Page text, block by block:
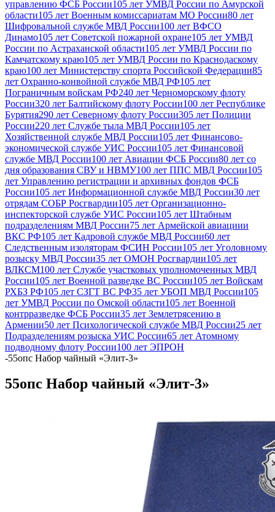
управлению ФСБ России105 лет УМВД России по Амурской
области105 лет Военным комиссариатам МО России80 лет
Шифровальной службе МВД России100 лет ВФСО
Динамо105 лет Советской пожарной охране105 лет УМВД
России по Астраханской области105 лет УМВД России по
Камчатскому краю105 лет УМВД России по Краснодаскому
краю100 лет Министерству спорта Российской Федерации85
лет Охранно-конвойной службе МВД РФ105 лет
Пограничным войскам РФ240 лет Черноморскому флоту
России320 лет Балтийскому флоту России100 лет Республике
Бурятия290 лет Северному флоту России305 лет Полиции
России220 лет Службе тыла МВД России105 лет
Хозяйственной службе МВД России105 лет Финансово-
экономической службе УИС России105 лет Финансовой
службе МВД России100 лет Авиации ФСБ России80 лет со
дня образования СВУ и НВМУ100 лет ППС МВД России105
лет Управлению регистрации и архивных фондов ФСБ
России105 лет Информационной службе МВД России30 лет
отрядам СОБР Росгвардии105 лет Организационно-
инспекторской службе УИС России105 лет Штабным
подразделениям МВД России75 лет Армейской авиациии
ВКС РФ105 лет Кадровой службе МВД России60 лет
Следственным изоляторам ФСИН России105 лет Уголовному
розыску МВД России35 лет ОМОН Росгвардии105 лет
ВЛКСМ100 лет Службе участковых уполномоченных МВД
России105 лет Военной разведке ВС России105 лет Войскам
РХБЗ РФ105 лет СЗГТ ВС РФ35 лет УБОП МВД России105
лет УМВД России по Омской области105 лет Военной
контрразведке ФСБ России35 лет Землетрясению в
Армении50 лет Психологической службе МВД России25 лет
Подразделениям розыска УИС России65 лет Атомному
подводному флоту России100 лет ЭПРОН
-55опс Набор чайный «Элит-3»
55опс Набор чайный «Элит-3»